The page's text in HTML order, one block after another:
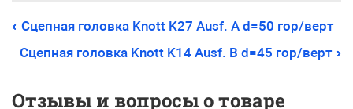
Сцепная головка Knott K27 Ausf. A d=50 гор/верт
Сцепная головка Knott K14 Ausf. B d=45 гор/верт
Отзывы и вопросы о товаре